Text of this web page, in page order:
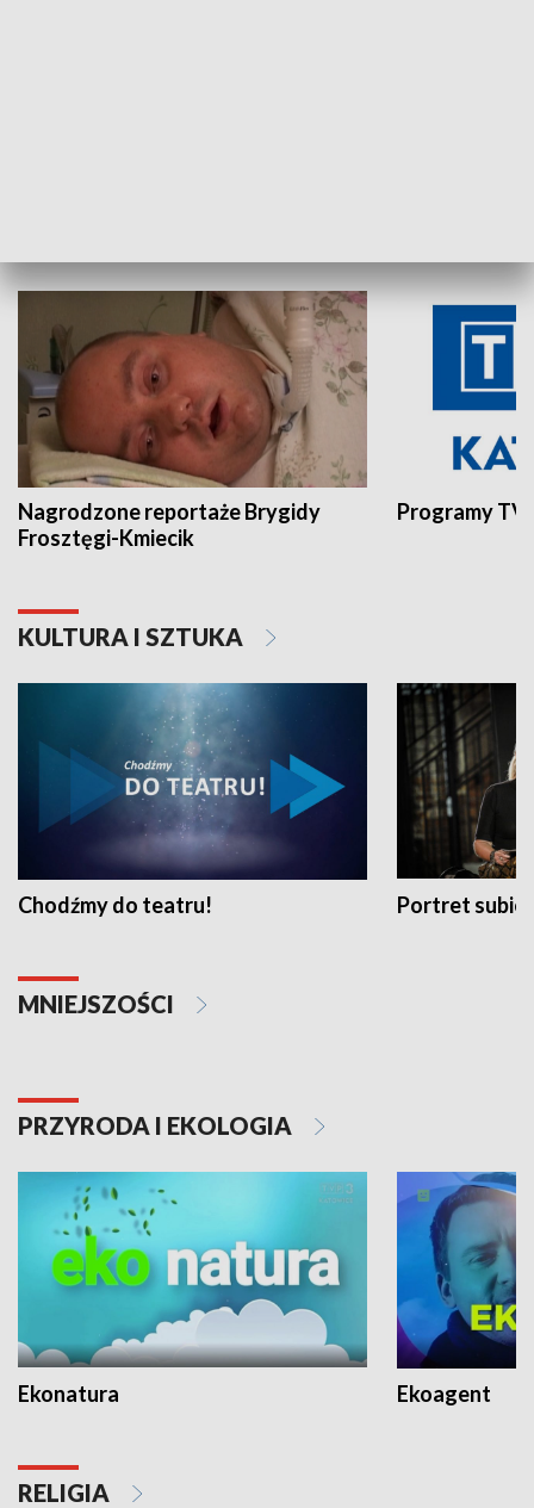
Nagrodzone reportaże Brygidy
Frosztęgi-Kmiecik
Programy
KULTURA I SZTUKA
Chodźmy do teatru! Portret
MNIEJSZOŚCI
PRZYRODA I EKOLOGIA
Ekonatura Ekoagent
RELIGIA